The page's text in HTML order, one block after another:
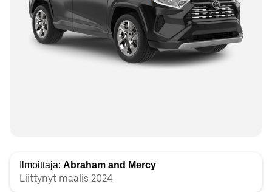
Ilmoittaja: Abraham and Mercy
Liittynyt maalis 2024